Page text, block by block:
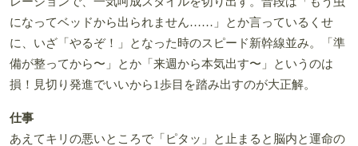
になってベッドから出られません……」とか言っているくせ
に、いざ「やるぞ！」となった時のスピード新幹線並み。「準
備が整ってから〜」とか「来週から本気出す〜」というのは
損！見切り発進でいいから1歩目を踏み出すのが大正解。
仕事
あえてキリの悪いところで「ピタッ」と止まると脳内と運命の